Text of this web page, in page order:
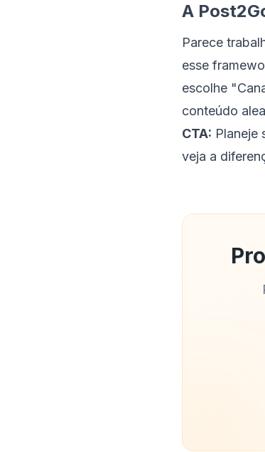
A
Parece
esse
escolhe
conteúdo
CTA: Planeje
veja a